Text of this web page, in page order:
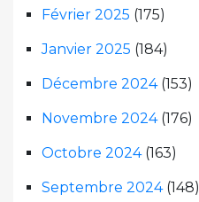
Février 2025 (175)
Janvier 2025 (184)
Décembre 2024(153)
Novembre 2024(176)
Octobre 2024(163)
Septembre 2024(148)